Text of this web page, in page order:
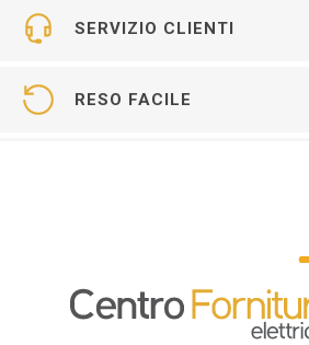
SERVIZIO CLIENTI
RESO FACILE